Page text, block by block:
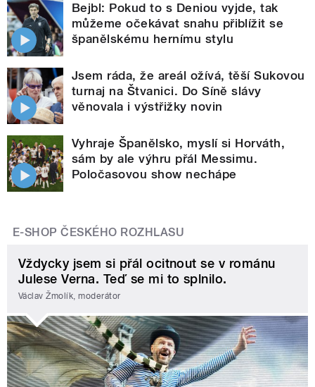
Bejbl: Pokud to s Deniou vyjde, tak
můžeme očekávat snahu přiblížit se
španělskému hernímu stylu
Jsem ráda, že areál ožívá, těší Sukovou
turnaj na Štvanici. Do Síně slávy
věnovala i výstřižky novin
Vyhraje Španělsko, myslí si Horváth,
sám by ale výhru přál Messimu.
Poločasovou show nechápe
E-SHOP ČESKÉHO ROZHLASU
Vždycky jsem si přál ocitnout se v románu
Julese Verna. Teď se mi to splnilo.
Václav Žmolík, moderátor